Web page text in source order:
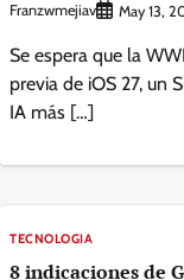
Franzwmejiav May 13,
Se espera que la
previa de iOS 27, un
IA más […]
TECNOLOGIA
8 indicaciones de